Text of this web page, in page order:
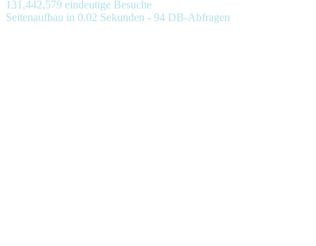
131,442,579 eindeutige Besuche
Seitenaufbau in 0.02 Sekunden - 94 DB-Abfragen